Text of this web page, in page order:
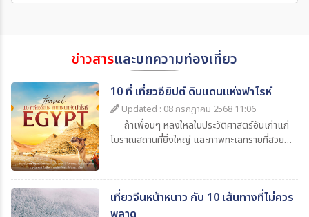
ข่าวสารและบทความท่องเที่ยว
10 ที่ เที่ยวอียิปต์ ดินแดนแห่งฟาโรห์
Updated : 08 กรกฎาคม 2568 11:06
ถ้าเพื่อนๆ หลงใหลในประวัติศาสตร์อันเก่าแก่
โบราณสถานที่ยิ่งใหญ่ และภาพทะเลทรายที่สวย
“พีระมิด” แต่ยังเต็มไปด้วยโบราณสถาน โบราณ
วัตถุที่น่าจดจำ เป็น ดินแดนแห่งฟาโรห์ ที่ผสานวิถี
ชีวิตระหว่างความเก่าแก่กับความทันสมัยได้อย่าง
เที่ยวจีนหน้าหนาว กับ 10 เส้นทางที่ไม่ควร